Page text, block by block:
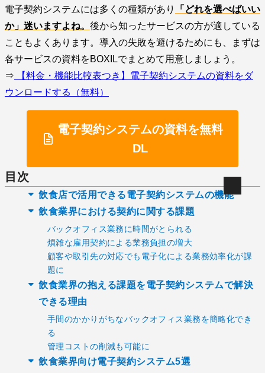
電子契約システムには多くの種類があり
「どれを選べばいい
か」迷いますよね。 後から知ったサービスの方が適している
こともよくあります。導入の失敗を避けるためにも、まずは
各サービスの資料をBOXILでまとめて用意しましょう。
⇒ 【料金・機能比較表つき】電子契約システムの資料をダ
ウンロードする（無料）
電子契約システムの資料を無料
DL
目次
飲食店で活用できる電子契約システムの機能
飲食業界における契約に関する課題
バックオフィス業務に時間がとられる
煩雑な雇用契約による業務負担の増大
顧客や取引先の対応でも電子化による業務効率化が課
題に
飲食業界の抱える課題を電子契約システムで解決
できる理由
手間のかかりがちなバックオフィス業務を簡略化でき
る
管理コストの削減も可能に
飲食業界向け電子契約システム5選